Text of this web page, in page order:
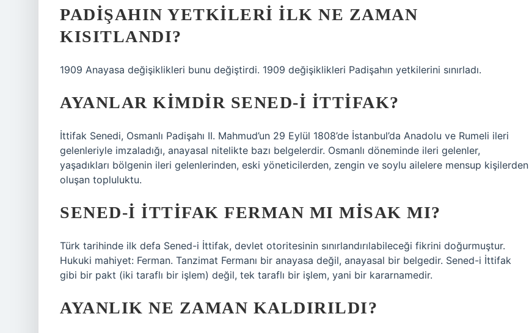
PADIŞAHIN YETKILERI ILK NE ZAMAN
KISITLANDI?
1909 Anayasa değişiklikleri bunu değiştirdi. 1909 değişiklikleri Padişahın yetkilerini sınırladı.
AYANLAR KIMDIR SENED-I İTTIFAK?
İttifak Senedi, Osmanlı Padişahı II. Mahmud’un 29 Eylül 1808’de İstanbul’da Anadolu ve Rumeli ileri
gelenleriyle imzaladığı, anayasal nitelikte bazı belgelerdir. Osmanlı döneminde ileri gelenler,
yaşadıkları bölgenin ileri gelenlerinden, eski yöneticilerden, zengin ve soylu ailelere mensup kişilerden
oluşan topluluktu.
SENED-I İTTIFAK FERMAN MI MISAK MI?
Türk tarihinde ilk defa Sened-i İttifak, devlet otoritesinin sınırlandırılabileceği fikrini doğurmuştur.
Hukuki mahiyet: Ferman. Tanzimat Fermanı bir anayasa değil, anayasal bir belgedir. Sened-i İttifak
gibi bir pakt (iki taraflı bir işlem) değil, tek taraflı bir işlem, yani bir kararnamedir.
AYANLIK NE ZAMAN KALDIRILDI?